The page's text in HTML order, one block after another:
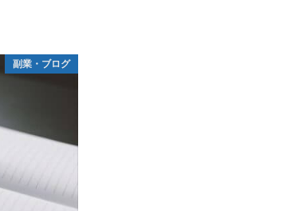
副業・ブログ